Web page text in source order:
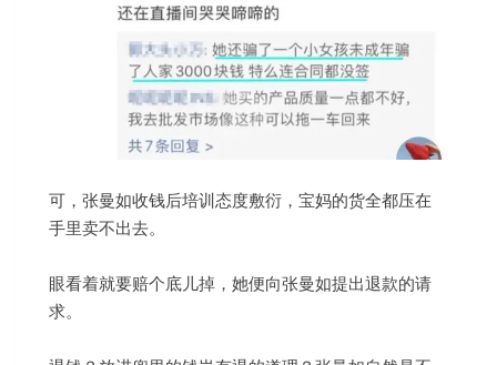
可，张曼如收钱后培训态度敷衍，宝妈的货全都压在
手里卖不出去。
眼看着就要赔个底儿掉，她便向张曼如提出退款的请
求。